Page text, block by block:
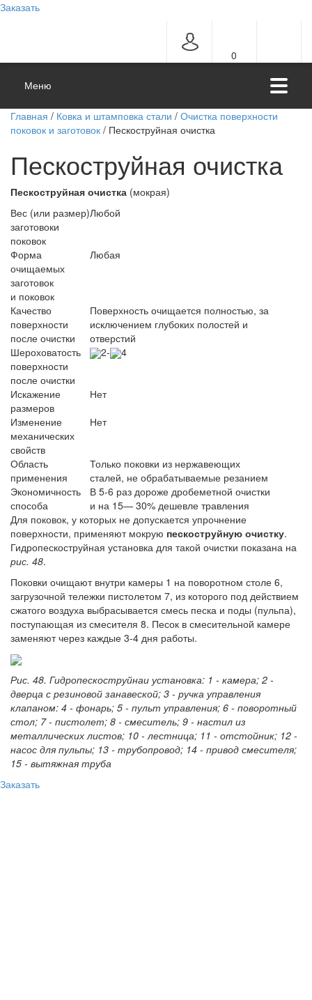
Заказать
0
Меню
Главная / Ковка и штамповка стали / Очистка поверхности
поковок и заготовок / Пескоструйная очистка
Пескоструйная очистка
Пескоструйная очистка (мокрая)
Вес (или размер)
заготовоки
поковок
Любой
Форма
очищаемых
заготовок
и поковок
Любая
Качество
поверхности
после очистки
Поверхность очищается полностью, за
исключением глубоких полостей и
отверстий
Шероховатость
поверхности
после очистки
2- 4
Искажение
размеров
Нет
Изменение
механических
свойств
Нет
Область
применения
Только поковки из нержавеющих
сталей, не обрабатываемые резанием
Экономичность
способа
В 5-6 раз дороже дробеметной очистки
и на 15— 30% дешевле травления
Для поковок, у которых не допускается упрочнение
поверхности, применяют мокрую пескоструйную очистку.
Гидропескоструйная установка для такой очистки показана на
рис. 48.
Поковки очищают внутри камеры 1 на поворотном столе 6,
загрузочной тележки пистолетом 7, из которого под действием
сжатого воздуха выбрасывается смесь песка и поды (пульпа),
поступающая из смесителя 8. Песок в смесительной камере
заменяют через каждые 3-4 дня работы.
Рис. 48. Гидропескоструйнаи установка: 1 - камера; 2 -
дверца с резиновой занавеской; 3 - ручка управления
клапаном: 4 - фонарь; 5 - пульт управления; 6 - поворотный
стол; 7 - пистолет; 8 - смеситель; 9 - настил из
металлических листов; 10 - лестница; 11 - отстойник; 12 -
насос для пульпы; 13 - трубопровод; 14 - привод смесителя;
15 - вытяжная труба
Заказать